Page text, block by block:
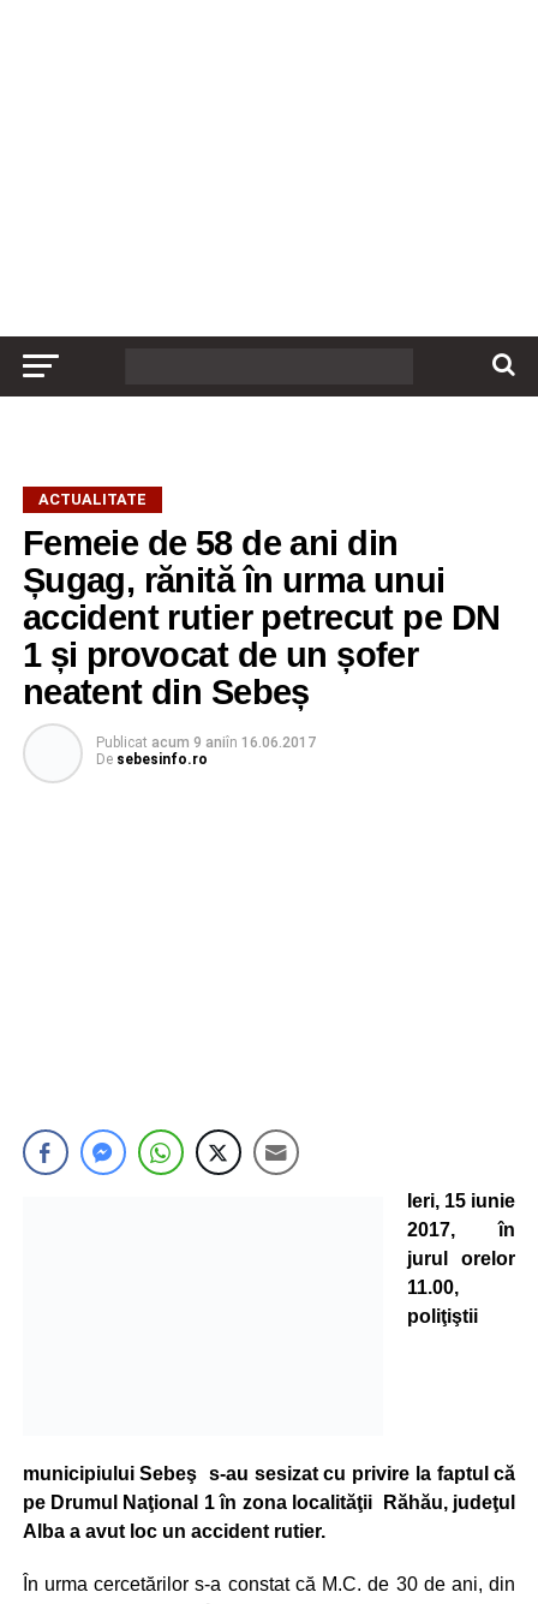
ACTUALITATE
Femeie de 58 de ani din
Șugag, rănită în urma unui
accident rutier petrecut pe DN
1 și provocat de un șofer
neatent din Sebeș
Publicat acum 9 aniîn 16.06.2017
De sebesinfo.ro
Ieri, 15 iunie
2017, în
jurul orelor
11.00,
poliţiştii
municipiului Sebeş s-au sesizat cu privire la faptul că
pe Drumul Naţional 1 în zona localităţii Răhău, judeţul
Alba a avut loc un accident rutier.
În urma cercetărilor s-a constat că M.C. de 30 de ani, din